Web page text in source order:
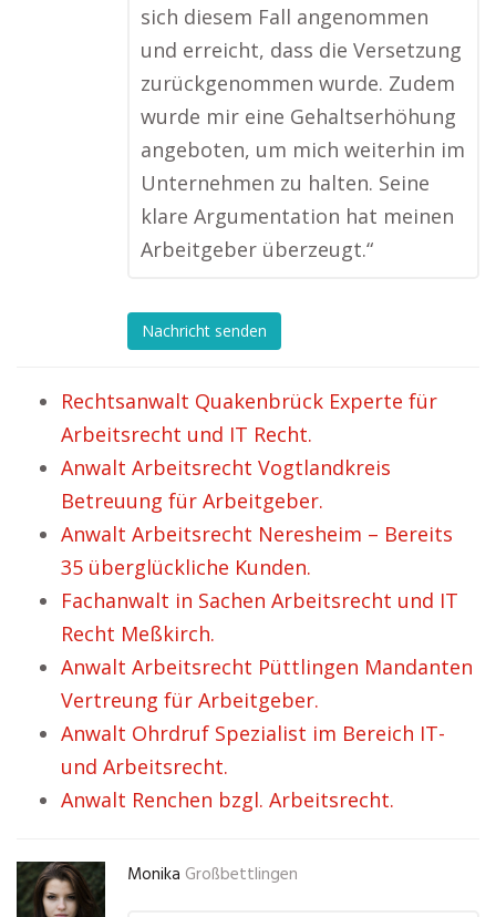
sich diesem Fall angenommen
und erreicht, dass die Versetzung
zurückgenommen wurde. Zudem
wurde mir eine Gehaltserhöhung
angeboten, um mich weiterhin im
Unternehmen zu halten. Seine
klare Argumentation hat meinen
Arbeitgeber überzeugt.“
Nachricht senden
Rechtsanwalt Quakenbrück Experte für
Arbeitsrecht und IT Recht.
Anwalt Arbeitsrecht Vogtlandkreis
Betreuung für Arbeitgeber.
Anwalt Arbeitsrecht Neresheim – Bereits
35 überglückliche Kunden.
Fachanwalt in Sachen Arbeitsrecht und IT
Recht Meßkirch.
Anwalt Arbeitsrecht Püttlingen Mandanten
Vertreung für Arbeitgeber.
Anwalt Ohrdruf Spezialist im Bereich IT-
und Arbeitsrecht.
Anwalt Renchen bzgl. Arbeitsrecht.
Monika Großbettlingen